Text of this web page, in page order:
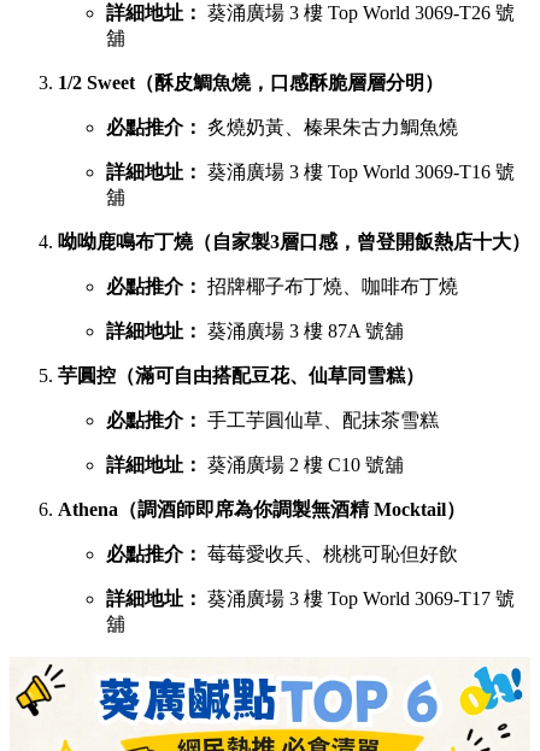
詳細地址： 葵涌廣場 3 樓 Top World 3069-T26 號
舖
1/2 Sweet（酥皮鯛魚燒，口感酥脆層層分明）
必點推介： 炙燒奶黃、榛果朱古力鯛魚燒
詳細地址： 葵涌廣場 3 樓 Top World 3069-T16 號
舖
呦呦鹿鳴布丁燒（自家製3層口感，曾登開飯熱店十大）
必點推介： 招牌椰子布丁燒、咖啡布丁燒
詳細地址： 葵涌廣場 3 樓 87A 號舖
芋圓控（滿可自由搭配豆花、仙草同雪糕）
必點推介： 手工芋圓仙草、配抹茶雪糕
詳細地址： 葵涌廣場 2 樓 C10 號舖
Athena（調酒師即席為你調製無酒精 Mocktail）
必點推介： 莓莓愛收兵、桃桃可恥但好飲
詳細地址： 葵涌廣場 3 樓 Top World 3069-T17 號
舖